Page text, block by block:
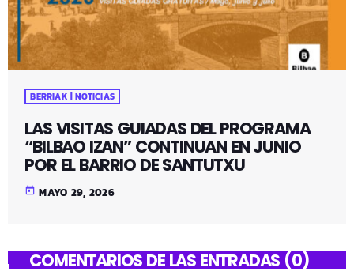
BERRIAK | NOTICIAS
LAS VISITAS GUIADAS DEL PROGRAMA
“BILBAO IZAN” CONTINUAN EN JUNIO
POR EL BARRIO DE SANTUTXU
today MAYO 29, 2026
COMENTARIOS DE LAS ENTRADAS (0)